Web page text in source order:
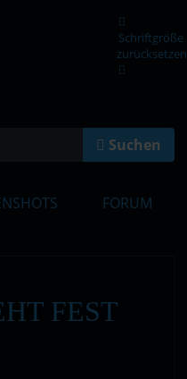
Schriftgröße
zurücksetzen
Suchen
FORUM
FEST